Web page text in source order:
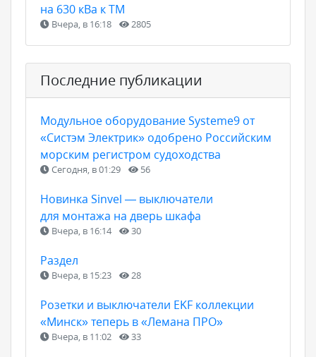
на 630 кВа к ТМ
Вчера, в 16:18 2805
Последние публикации
Модульное оборудование Systeme9 от
«Систэм Электрик» одобрено Российским
морским регистром судоходства
Сегодня, в 01:29 56
Новинка Sinvel — выключатели
для монтажа на дверь шкафа
Вчера, в 16:14 30
Раздел
Вчера, в 15:23 28
Розетки и выключатели EKF коллекции
«Минск» теперь в «Лемана ПРО»
Вчера, в 11:02 33